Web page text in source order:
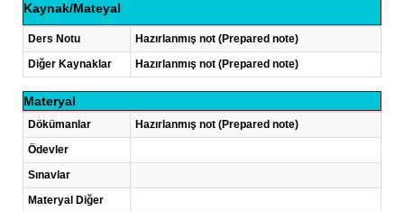
Kaynak/Mateyal
Ders Notu
Hazırlanmış not (Prepared note)
Diğer Kaynaklar
Hazırlanmış not (Prepared note)
Materyal
Dökümanlar
Hazırlanmış not (Prepared note)
Ödevler
Sınavlar
Materyal Diğer